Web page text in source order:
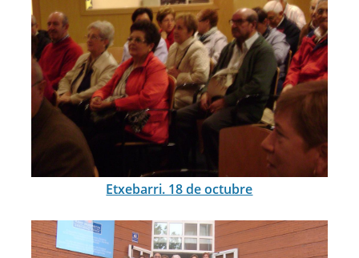
Etxebarri. 18 de octubre